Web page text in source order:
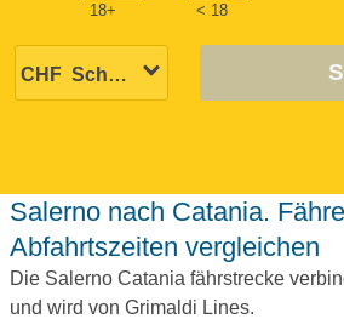
18+ < 18
Salerno nach Catania. Fähren, Preise und
Abfahrtszeiten vergleichen
Die Salerno Catania fährstrecke
und wird von Grimaldi Lines.